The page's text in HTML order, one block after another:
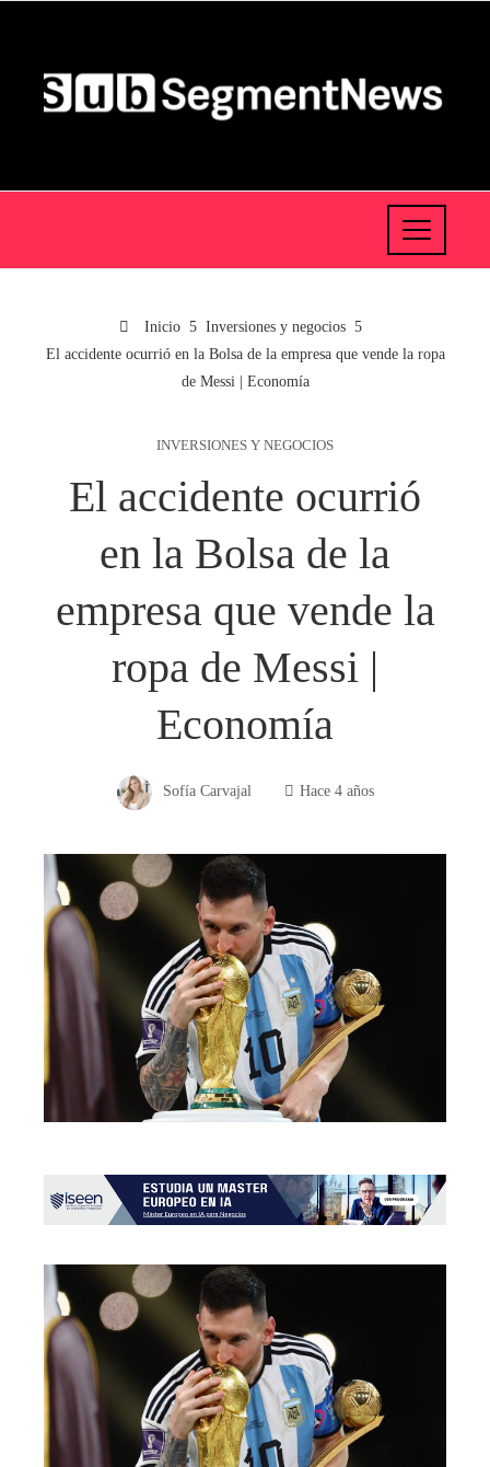
Inicio
Inversiones y negocios
El accidente ocurrió en la Bolsa de la empresa que vende la ropa
de Messi | Economía
INVERSIONES Y NEGOCIOS
El accidente ocurrió
en la Bolsa de la
empresa que vende la
ropa de Messi |
Economía
Sofía Carvajal Hace 4 años